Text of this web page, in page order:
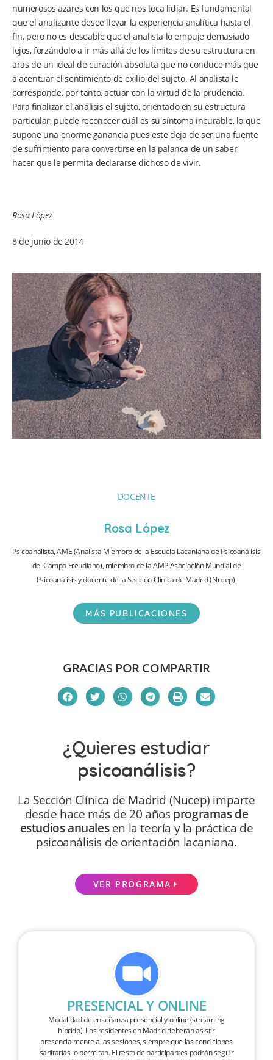
numerosos azares con los que nos toca lidiar. Es fundamental
que el analizante desee llevar la experiencia analítica hasta el
fin, pero no es deseable que el analista lo empuje demasiado
lejos, forzándolo a ir más allá de los límites de su estructura en
aras de un ideal de curación absoluta que no conduce más que
a acentuar el sentimiento de exilio del sujeto. Al analista le
corresponde, por tanto, actuar con la virtud de la prudencia.
Para finalizar el análisis el sujeto, orientado en su estructura
particular, puede reconocer cuál es su síntoma incurable, lo que
supone una enorme ganancia pues este deja de ser una fuente
de sufrimiento para convertirse en la palanca de un saber
hacer que le permita declararse dichoso de vivir.
Rosa López
8 de junio de 2014
DOCENTE
Rosa López
Psicoanalista, AME (Analista Miembro de la Escuela Lacaniana de Psicoanálisis
del Campo Freudiano), miembro de la AMP Asociación Mundial de
Psicoanálisis y docente de la Sección Clínica de Madrid (Nucep).
MÁS PUBLICACIONES
GRACIAS POR COMPARTIR
¿Quieres estudiar
psicoanálisis?
La Sección Clínica de Madrid (Nucep) imparte
desde hace más de 20 añosprogramas de
estudios anualesen la teoría y la práctica de
psicoanálisis de orientación lacaniana.
VER PROGRAMA
PRESENCIAL Y ONLINE
Modalidad de enseñanza presencial y online (streaming
híbrido). Los residentes en Madrid deberán asistir
presencialmente a las sesiones, siempre que las condiciones
sanitarias lo permitan. El resto de participantes podrán seguir